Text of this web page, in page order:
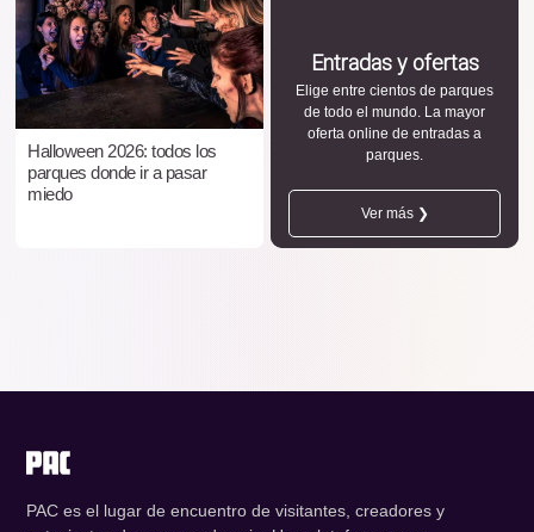
Halloween 2026: todos los
parques donde ir a pasar
miedo
Entradas y ofertas
Elige entre cientos de parques
de todo el mundo. La mayor
oferta online de entradas a
parques.
Ver más ❯
PAC es el lugar de encuentro de visitantes, creadores y